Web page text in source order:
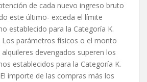
de cada nuevo ingreso bruto
este último- exceda el límite
establecido para la Categoría K.
Los parámetros físicos o el monto
alquileres devengados superen los
establecidos para la Categoría K.
importe de las compras más los